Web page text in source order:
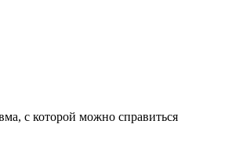
с которой можно справиться